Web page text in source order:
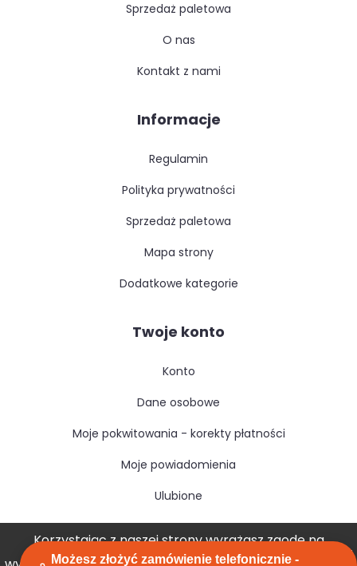
Korzystając z naszej strony wyrażasz zgodę na
Możesz złożyć zamówienie telefonicznie -
sprzedaż paletowa
o nas
kontakt z nami
Informacje
regulamin
polityka prywatności
sprzedaż paletowa
mapa strony
dodatkowe kategorie
Twoje konto
konto
dane osobowe
moje pokwitowania - korekty płatności
moje powiadomienia
ulubione